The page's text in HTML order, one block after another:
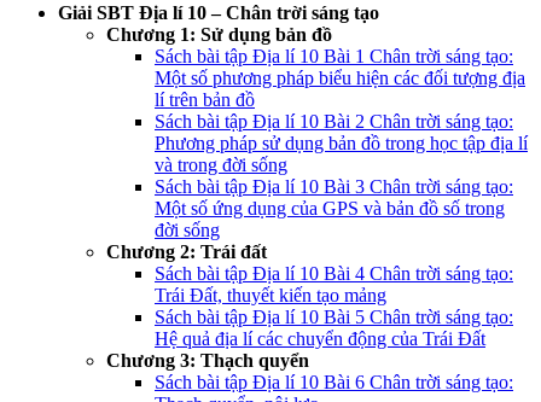
Giải SBT Địa lí 10 – Chân trời sáng tạo
Chương 1: Sử dụng bản đồ
Sách bài tập Địa lí 10 Bài 1 Chân trời sáng tạo:
Một số phương pháp biểu hiện các đối tượng địa
lí trên bản đồ
Sách bài tập Địa lí 10 Bài 2 Chân trời sáng tạo:
Phương pháp sử dụng bản đồ trong học tập địa lí
và trong đời sống
Sách bài tập Địa lí 10 Bài 3 Chân trời sáng tạo:
Một số ứng dụng của GPS và bản đồ số trong
đời sống
Chương 2: Trái đất
Sách bài tập Địa lí 10 Bài 4 Chân trời sáng tạo:
Trái Đất, thuyết kiến tạo mảng
Sách bài tập Địa lí 10 Bài 5 Chân trời sáng tạo:
Hệ quả địa lí các chuyển động của Trái Đất
Chương 3: Thạch quyển
Sách bài tập Địa lí 10 Bài 6 Chân trời sáng tạo: